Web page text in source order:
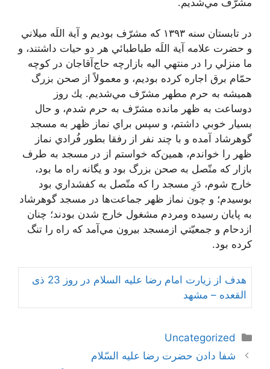
مشرّف مي‌شديم.
در تابستان سنه ١٣٩٣ كه مشرّف بوديم و آية اللَه ميلاني
و حضرت علامه آية اللَه طباطبائي هر دو حيات داشتند، و
ما منزلي را در منتهي اليه بازارچه حاج‌آقا‌جان در كوچه
حمّام برق اجاره كرده بوديم، و معمولاً از صحن بزرگ
هميشه به حرم مطهر مشرّف مي‌شديم. يك روز
دوساعت به ظهر مانده مشرّف به حرم شدم، و حال
بسيار خوبي داشتم، و سپس براي نماز ظهر به مسجد
گوهرشاد آمده و با چند نفر از رفقا بطور فُرادي نماز
ظهر را خواندم، همين‌كه خواستم از در مسجد به طرف
بازار كه متّصل به صحن بزرگ بود و يگانه راه ما بود،
خارج شوم، دَرِ مسجد را كه متّصل به كفشداري بود
بوسيدم؛ و چون نماز ظهر جماعت‌ها در مسجد گوهرشاد
به پايان رسيده ومردم مشغول خارج شدن بودند؛ چنان
ازدحام و جمعيّتي ازمسجد بيرون مي‌آمد كه راه را تنگ
كرده بود.
هدف از زیارت امام رضا علیه السلام در روز 23 ذی
القعده – مشهد
دسته‌ها
Uncategorized
ناوبریشفا دادن حضرت رضا عليه السّلام